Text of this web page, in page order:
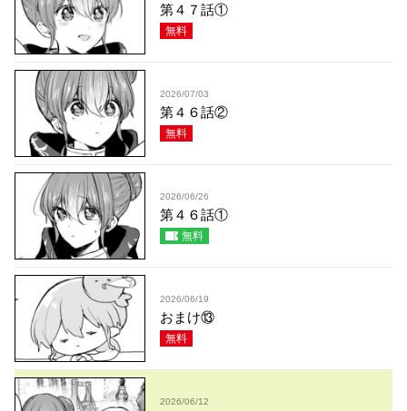
第４７話①
無料
2026/07/03
第４６話②
無料
2026/06/26
第４６話①
無料
2026/06/19
おまけ⑬
無料
2026/06/12